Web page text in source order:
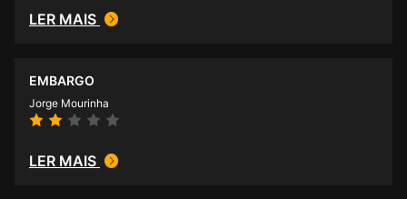
LER MAIS
EMBARGO
Jorge Mourinha
LER MAIS